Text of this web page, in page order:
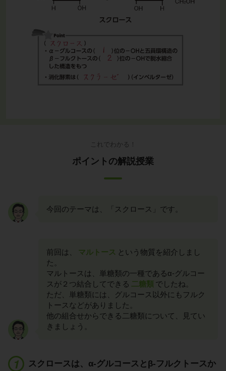
これでわかる！
ポイントの解説授業
今回のテーマは、「スクロース」です。
前回は、 マルトース という物質を紹介しまし
た。
マルトースは、単糖類の一種であるα-グルコー
スが２つ結合してできる 二糖類 でしたね。
ただ、単糖類には、グルコース以外にもフルク
トースなどがありました。
他の組合せからできる二糖類について、見てい
きましょう。
スクロースは、α-グルコースとβ-フルクトースか